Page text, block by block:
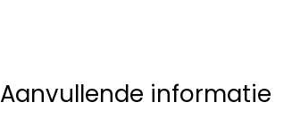
Aanvullende informatie